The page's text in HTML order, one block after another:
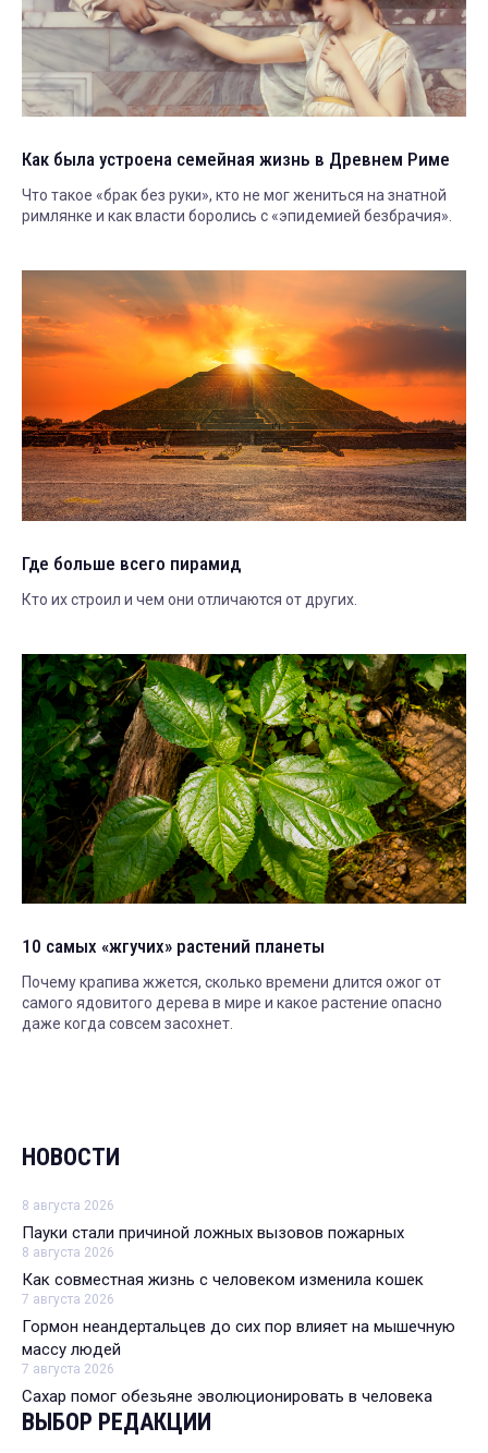
Как была устроена семейная жизнь в Древнем Риме
Что такое «брак без руки», кто не мог жениться на знатной
римлянке и как власти боролись с «эпидемией безбрачия».
Где больше всего пирамид
Кто их строил и чем они отличаются от других.
10 самых «жгучих» растений планеты
Почему крапива жжется, сколько времени длится ожог от
самого ядовитого дерева в мире и какое растение опасно
даже когда совсем засохнет.
НОВОСТИ
8 августа 2026
Пауки стали причиной ложных вызовов пожарных
8 августа 2026
Как совместная жизнь с человеком изменила кошек
7 августа 2026
Гормон неандертальцев до сих пор влияет на мышечную
массу людей
7 августа 2026
Сахар помог обезьяне эволюционировать в человека
ВЫБОР РЕДАКЦИИ